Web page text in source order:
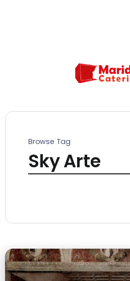
Browse Tag
Sky Arte